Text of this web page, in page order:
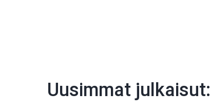
Uusimmat julkaisut: